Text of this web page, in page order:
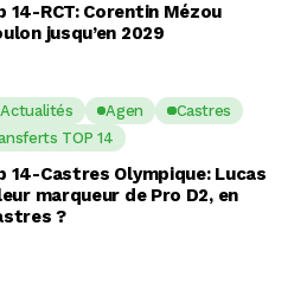
RCT: Corentin Mézou
jusqu’en 2029
Actualités Agen
Castres
TOP 14
14-Castres Olympique: Lucas
marqueur de Pro D2, en
?